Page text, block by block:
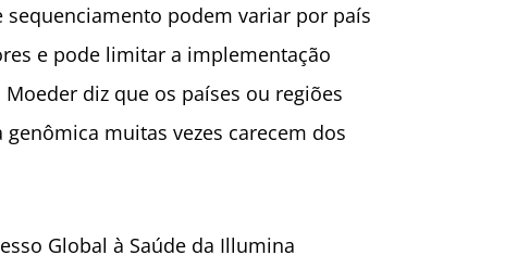
podem variar por país
e pode limitar a implementação
diz que os países ou regiões
muitas vezes carecem dos
Global à Saúde da Illumina